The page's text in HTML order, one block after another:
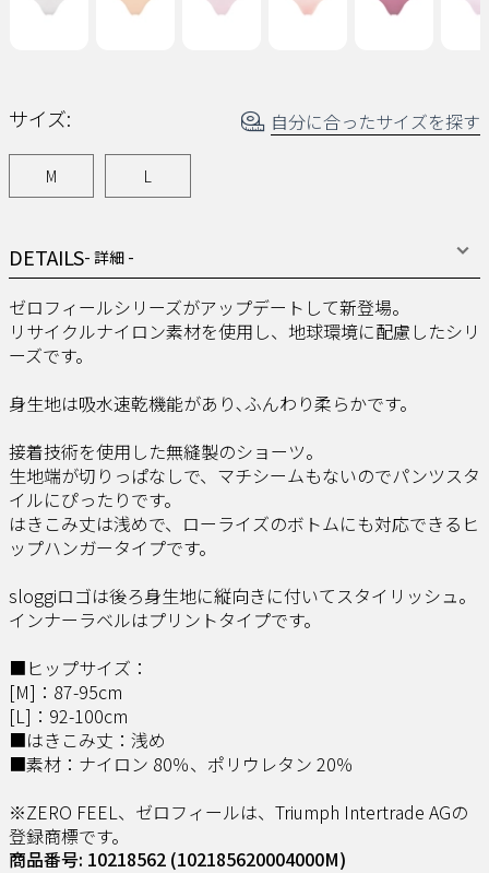
DETAILS- 詳細 -
ゼロフィールシリーズがアップデートして新登場。
リサイクルナイロン素材を使用し、地球環境に配慮したシリ
ーズです。
身生地は吸水速乾機能があり､ふんわり柔らかです。
接着技術を使用した無縫製のショーツ。
生地端が切りっぱなしで、マチシームもないのでパンツスタ
イルにぴったりです。
はきこみ丈は浅めで、ローライズのボトムにも対応できるヒ
ップハンガータイプです。
sloggiロゴは後ろ身生地に縦向きに付いてスタイリッシュ。
インナーラベルはプリントタイプです。
■ヒップサイズ：
[M]：87-95cm
[L]：92-100cm
■はきこみ丈：浅め
■素材：ナイロン 80％、ポリウレタン 20％
※ZERO FEEL、ゼロフィールは、Triumph Intertrade AGの
登録商標です。
商品番号: 10218562 (102185620004000M)
サイズ: 自分に合ったサイズを探す
M L